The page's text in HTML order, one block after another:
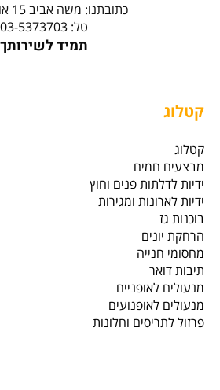
כתובתנו: משה אביב 15 אור יהודה
טל: 03-5373703
תמיד לשירותך
קטלוג
קטלוג
מבצעים חמים
ידיות לדלתות פנים וחוץ
ידיות לארונות ומגירות
בוכנות גז
הרחקת יונים
מחסומי חנייה
תיבות דואר
מנעולים לאופניים
מנעולים לאופנועים
פרזול לתריסים וחלונות